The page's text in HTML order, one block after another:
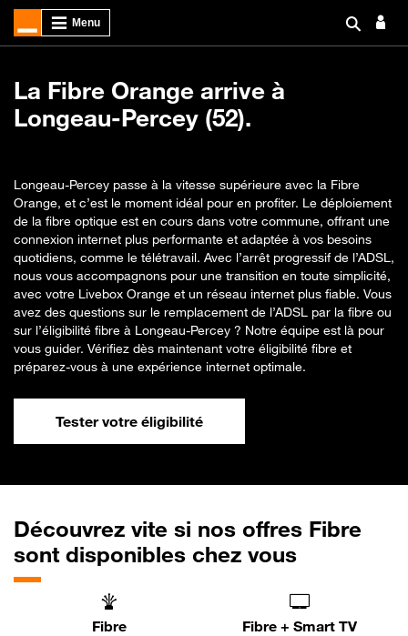
La Fibre Orange arrive à
Longeau-Percey (52).
Longeau-Percey passe à la vitesse supérieure avec la Fibre
Orange, et c’est le moment idéal pour en profiter. Le déploiement
de la fibre optique est en cours dans votre commune, offrant une
connexion internet plus performante et adaptée à vos besoins
quotidiens, comme le télétravail. Avec l’arrêt progressif de l’ADSL,
nous vous accompagnons pour une transition en toute simplicité,
avec votre Livebox Orange et un réseau internet plus fiable. Vous
avez des questions sur le remplacement de l’ADSL par la fibre ou
sur l’éligibilité fibre à Longeau-Percey ? Notre équipe est là pour
vous guider. Vérifiez dès maintenant votre éligibilité fibre et
préparez-vous à une expérience internet optimale.
Tester votre éligibilité
Découvrez vite si nos offres Fibre
sont disponibles chez vous
Fibre Fibre + Smart TV